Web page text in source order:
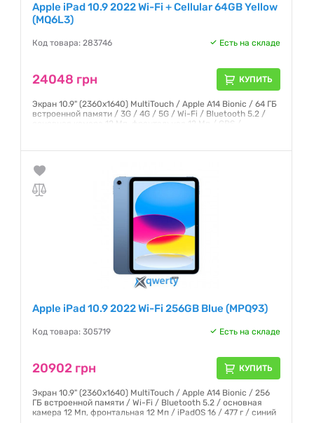
Apple iPad 10.9 2022 Wi-Fi + Cellular 64GB Yellow
(MQ6L3)
Код товара: 283746 Есть на складе
24048 грн КУПИТЬ
Экран 10.9" (2360x1640) MultiTouch / Apple A14 Bionic / 64 ГБ
встроенной памяти / 3G / 4G / 5G / Wi-Fi / Bluetooth 5.2 /
основная камера 12 Мп, фронтальная 12 Мп / GPS /
Гарантия:6 месяцев
Apple iPad 10.9 2022 Wi-Fi 256GB Blue (MPQ93)
Код товара: 305719 Есть на складе
20902 грн КУПИТЬ
Экран 10.9" (2360x1640) MultiTouch / Apple A14 Bionic / 256
ГБ встроенной памяти / Wi-Fi / Bluetooth 5.2 / основная
камера 12 Мп, фронтальная 12 Мп / iPadOS 16 / 477 г / синий